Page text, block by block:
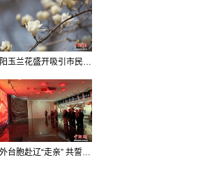
沈阳玉兰花盛开吸引市民打卡
海外台胞赴辽“走亲” 共誓“和平初心”